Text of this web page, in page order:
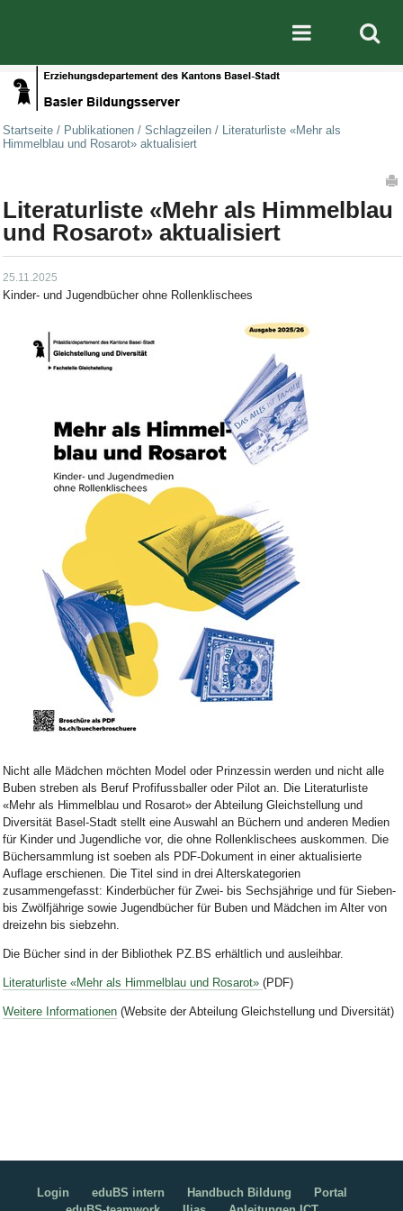
Mobile
Startseite / Publikationen / Schlagzeilen /
Literaturliste «Mehr als
Himmelblau und Rosarot» aktualisiert
Literaturliste «Mehr als Himmelblau
und Rosarot» aktualisiert
25.11.2025
Kinder- und Jugendbücher ohne Rollenklischees
Nicht alle Mädchen möchten Model oder Prinzessin werden und nicht alle
Buben streben als Beruf Profifussballer oder Pilot an. Die Literaturliste
«Mehr als Himmelblau und Rosarot» der Abteilung Gleichstellung und
Diversität Basel-Stadt stellt eine Auswahl an Büchern und anderen Medien
für Kinder und Jugendliche vor, die ohne Rollenklischees auskommen. Die
Büchersammlung ist soeben als PDF-Dokument in einer aktualisierte
Auflage erschienen. Die Titel sind in drei Alterskategorien
zusammengefasst: Kinderbücher für Zwei- bis Sechsjährige und für Sieben-
bis Zwölfjährige sowie Jugendbücher für Buben und Mädchen im Alter von
dreizehn bis siebzehn.
Die Bücher sind in der Bibliothek PZ.BS erhältlich und ausleihbar.
Literaturliste «Mehr als Himmelblau und Rosarot» (PDF)
Weitere Informationen(Website der Abteilung Gleichstellung und Diversität)
Login eduBS intern Handbuch Bildung
Portal